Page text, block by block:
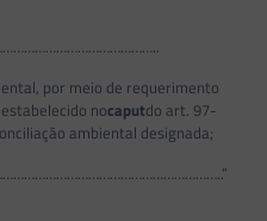
por meio de requerimento
nocaputdo art. 97-
ambiental designada;